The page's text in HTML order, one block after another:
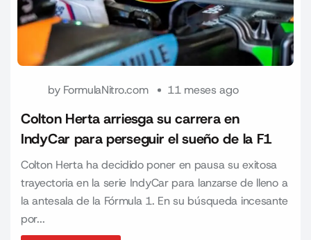
by FormulaNitro.com 11 meses ago
Colton Herta arriesga su carrera en
IndyCar para perseguir el sueño de la F1
Colton Herta ha decidido poner en pausa su exitosa
trayectoria en la serie IndyCar para lanzarse de lleno a
la antesala de la Fórmula 1. En su búsqueda incesante
por...